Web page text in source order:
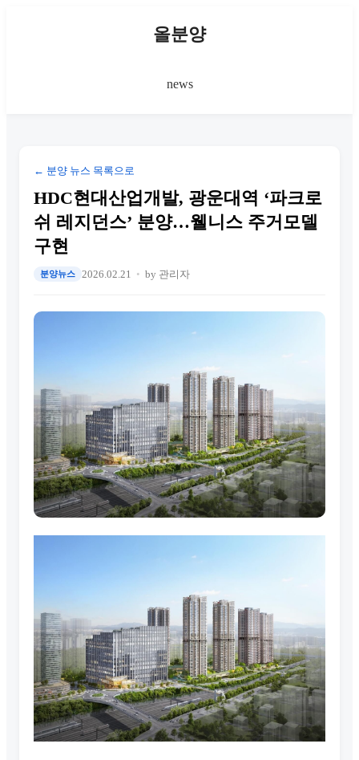
올분양
news
← 분양 뉴스 목록으로
HDC현대산업개발, 광운대역 ‘파크로
쉬 레지던스’ 분양…웰니스 주거모델
구현
분양뉴스 2026.02.21 by 관리자